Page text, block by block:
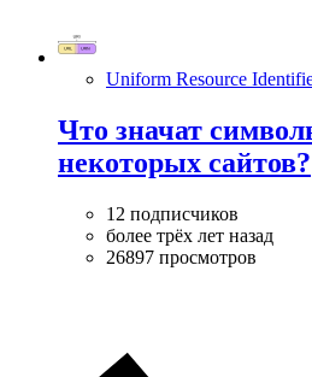
Uniform Resource
Что значат
некоторых сайтов?
12 подписчиков
более трёх лет назад
26897 просмотров